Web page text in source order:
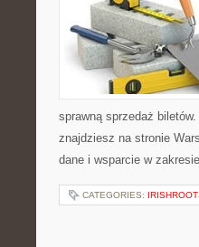
sprawną sprzedaż
znajdziesz na stronie
dane i wsparcie w
CATEGORIES: